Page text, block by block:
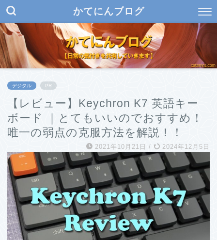
かてにんブログ
デジタル PR
【レビュー】Keychron K7 英語キー
ボード ｜とてもいいのでおすすめ！
唯一の弱点の克服方法を解説！！
2021年10月21日 / 2024年12月5日